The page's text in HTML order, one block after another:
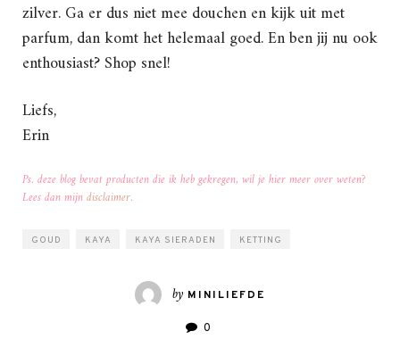
zilver. Ga er dus niet mee douchen en kijk uit met
parfum, dan komt het helemaal goed. En ben jij nu ook
enthousiast? Shop snel!
Liefs,
Erin
Ps. deze blog bevat producten die ik heb gekregen, wil je hier meer over weten?
Lees dan mijndisclaimer.
GOUD KAYA KAYA SIERADEN KETTING
by MINILIEFDE
0